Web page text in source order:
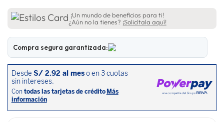
¡Un mundo de beneficios para ti!
¿Aún no la tienes? ¡Solicítala aquí!
Compra segura garantizada: